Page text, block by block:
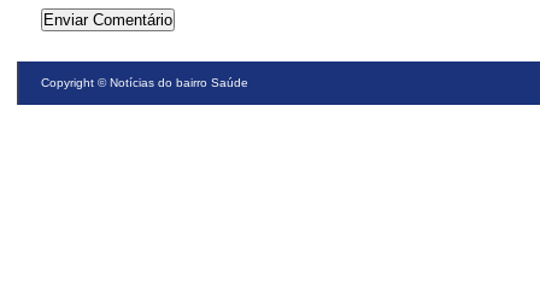
Copyright ©Notícias do bairro Saúde